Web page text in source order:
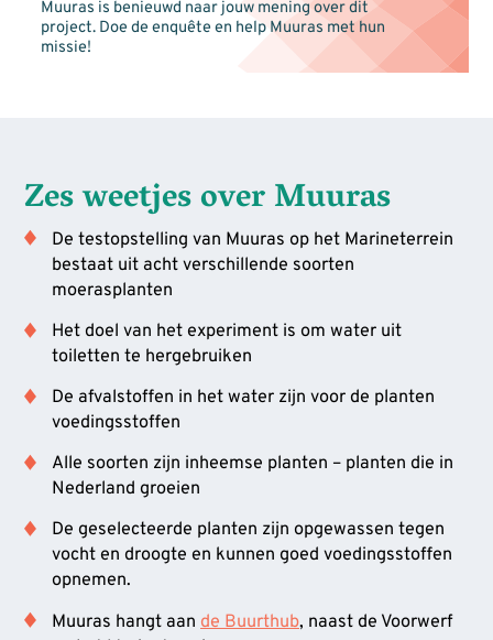
Muuras is benieuwd naar jouw mening over dit
project. Doe de enquête en help Muuras met hun
missie!
Zes weetjes over Muuras
De testopstelling van Muuras op het Marineterrein
bestaat uit acht verschillende soorten
moerasplanten
Het doel van het experiment is om water uit
toiletten te hergebruiken
De afvalstoffen in het water zijn voor de planten
voedingsstoffen
Alle soorten zijn inheemse planten – planten die in
Nederland groeien
De geselecteerde planten zijn opgewassen tegen
vocht en droogte en kunnen goed voedingsstoffen
opnemen.
Muuras hangt aan de Buurthub, naast de Voorwerf